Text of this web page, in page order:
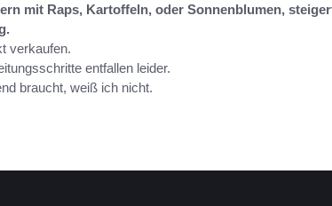
mit Raps, Kartoffeln, oder Sonnenblumen,
verkaufen.
entfallen leider.
braucht, weiß ich nicht.